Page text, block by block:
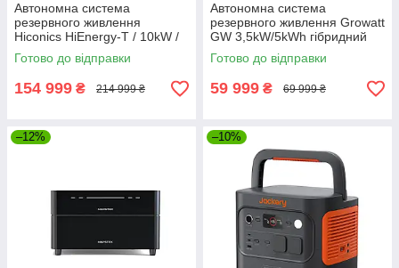
Автономна система
резервного живлення
Hiconics HiEnergy-T / 10kW /
10.2kWh / LiFePO4 (HEC2-
T10.10)
Готово до відправки
154 999 ₴ 214 999 ₴
Автономна система
резервного живлення Growatt
GW 3,5kW/5kWh гібридний
інвертор + батарея +
комплект кабелів (GW-
3,5kW/5kWh)
Готово до відправки
59 999 ₴ 69 999 ₴
–12% –10%